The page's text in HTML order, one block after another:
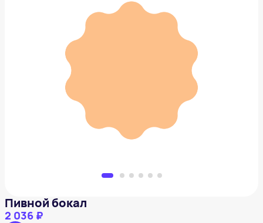
Пивной бокал
2 036 ₽